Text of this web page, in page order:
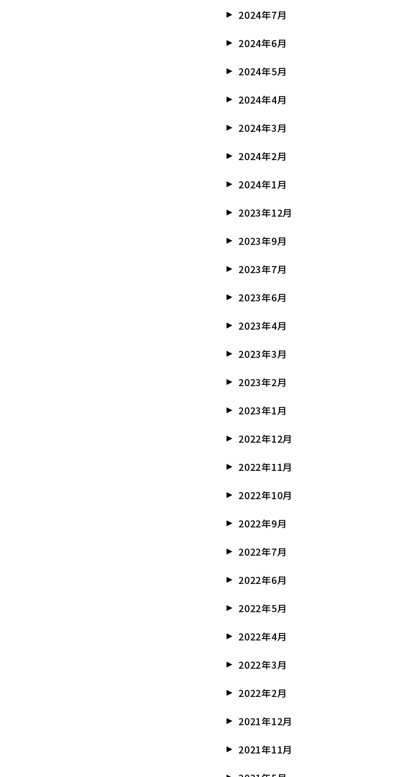
2024年7月
2024年6月
2024年5月
2024年4月
2024年3月
2024年2月
2024年1月
2023年12月
2023年9月
2023年7月
2023年6月
2023年4月
2023年3月
2023年2月
2023年1月
2022年12月
2022年11月
2022年10月
2022年9月
2022年7月
2022年6月
2022年5月
2022年4月
2022年3月
2022年2月
2021年12月
2021年11月